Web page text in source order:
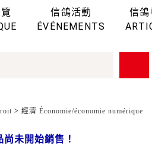
信鴿活動
ÉVÉNEMENTS
信鴿
> 經濟 Économie/économie numérique
尚未開始銷售！